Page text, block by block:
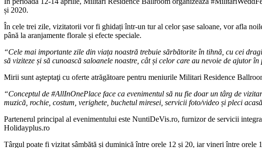
și 2020.
În cele trei zile, vizitatorii vor fi ghidați într-un tur al celor șase saloane, vor afla
până la aranjamente florale și efecte speciale.
“Cele mai importante zile din viața noastră trebuie sărbătorite în tihnă, cu cei
să viziteze și să cunoască saloanele noastre, cât și celor care au nevoie de ajutor
Mirii sunt aşteptaţi cu oferte atrăgătoare pentru meniurile Militari Residence
“Conceptul de #AllInOnePlace face ca evenimentul să nu fie doar un târg de
muzică, rochie, costum, verighete, buchetul miresei, servicii foto/video și pleci
Partenerul principal al evenimentului este NuntiDeVis.ro, furnizor de servicii
Holidayplus.ro
Târgul poate fi vizitat sâmbătă și duminică între orele 12 și 20, iar vineri între